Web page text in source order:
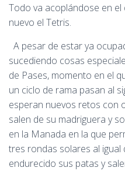
Todo va acoplándose en el
nuevo el Tetris.
A pesar de estar ya
sucediendo cosas
de Pases, momento en el
un ciclo de rama pasan al
esperan nuevos retos con
salen de su madriguera y
en la Manada en la que
tres rondas solares al
endurecido sus patas y